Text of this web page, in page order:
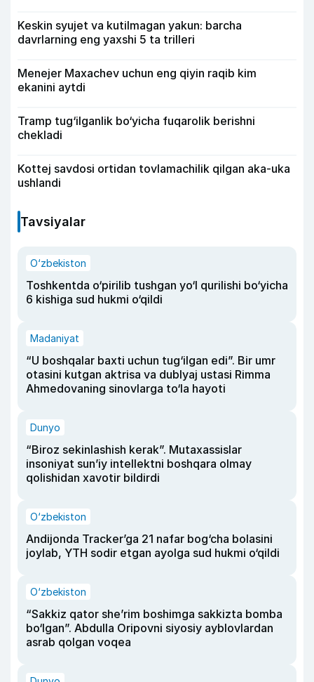
Keskin syujet va kutilmagan yakun: barcha
davrlarning eng yaxshi 5 ta trilleri
Menejer Maxachev uchun eng qiyin raqib kim
ekanini aytdi
Tramp tug‘ilganlik bo‘yicha fuqarolik berishni
chekladi
Kottej savdosi ortidan tovlamachilik qilgan aka-uka
ushlandi
Tavsiyalar
O‘zbekiston
Toshkentda o‘pirilib tushgan yo‘l qurilishi bo‘yicha
6 kishiga sud hukmi o‘qildi
Madaniyat
“U boshqalar baxti uchun tug‘ilgan edi”. Bir umr
otasini kutgan aktrisa va dublyaj ustasi Rimma
Ahmedovaning sinovlarga to‘la hayoti
Dunyo
“Biroz sekinlashish kerak”. Mutaxassislar
insoniyat sun’iy intellektni boshqara olmay
qolishidan xavotir bildirdi
O‘zbekiston
Andijonda Tracker’ga 21 nafar bog‘cha bolasini
joylab, YTH sodir etgan ayolga sud hukmi o‘qildi
O‘zbekiston
“Sakkiz qator she’rim boshimga sakkizta bomba
bo‘lgan”. Abdulla Oripovni siyosiy ayblovlardan
asrab qolgan voqea